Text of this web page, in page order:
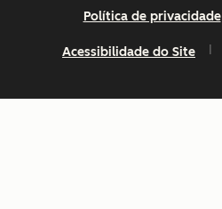
Política de privacidade
Acessibilidade do Site